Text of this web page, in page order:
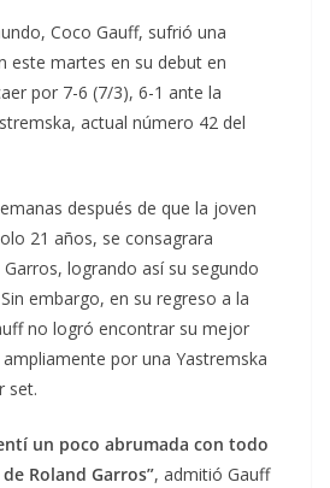
Coco Gauff, sufrió una
este martes en su debut en
por 7-6 (7/3), 6-1 ante la
actual número 42 del
después de que la joven
21 años, se consagrara
logrando así su segundo
embargo, en su regreso a la
no logró encontrar su mejor
por una Yastremska
set.
un poco abrumada con todo
Roland Garros”, admitió Gauff